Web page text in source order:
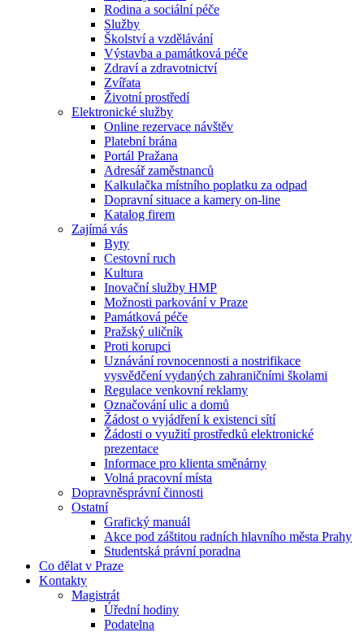
Rodina a sociální péče
Služby
Školství a vzdělávání
Výstavba a památková péče
Zdraví a zdravotnictví
Zvířata
Životní prostředí
Elektronické služby
Online rezervace návštěv
Platební brána
Portál Pražana
Adresář zaměstnanců
Kalkulačka místního poplatku za odpad
Dopravní situace a kamery on-line
Katalog firem
Zajímá vás
Byty
Cestovní ruch
Kultura
Inovační služby HMP
Možnosti parkování v Praze
Památková péče
Pražský uličník
Proti korupci
Uznávání rovnocennosti a nostrifikace
vysvědčení vydaných zahraničními školami
Regulace venkovní reklamy
Označování ulic a domů
Žádost o vyjádření k existenci sítí
Žádosti o využití prostředků elektronické
prezentace
Informace pro klienta směnárny
Volná pracovní místa
Dopravněsprávní činnosti
Ostatní
Grafický manuál
Akce pod záštitou radních hlavního města Prahy
Studentská právní poradna
Co dělat v Praze
Kontakty
Magistrát
Úřední hodiny
Podatelna